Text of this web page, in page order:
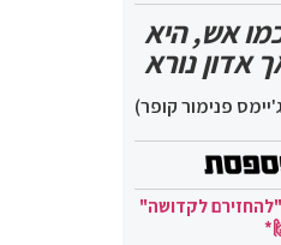
אש, היא
אדון נורא
פנימור קופר)
לקדושה"